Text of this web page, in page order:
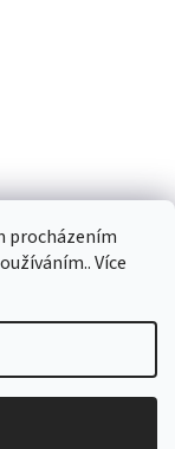
procházením
Více
práva vyhrazena.